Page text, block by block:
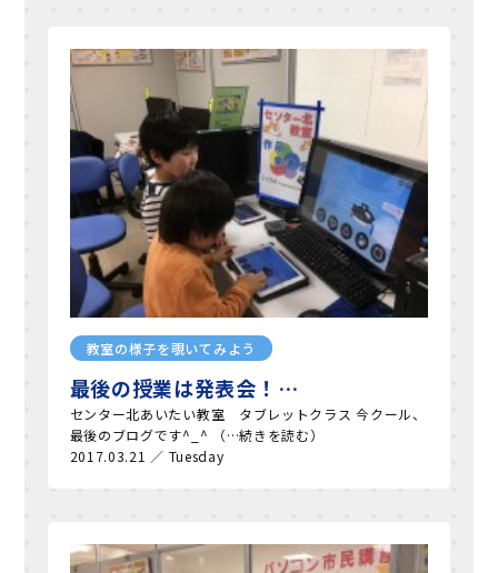
教室の様子を覗いてみよう
最後の授業は発表会！…
センター北あいたい教室 タブレットクラス 今クール、
最後のブログです^_^ （…続きを読む）
2017.03.21 ／ Tuesday